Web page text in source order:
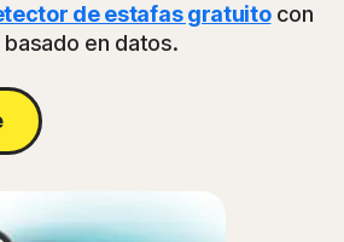
de estafas gratuitocon
en datos.